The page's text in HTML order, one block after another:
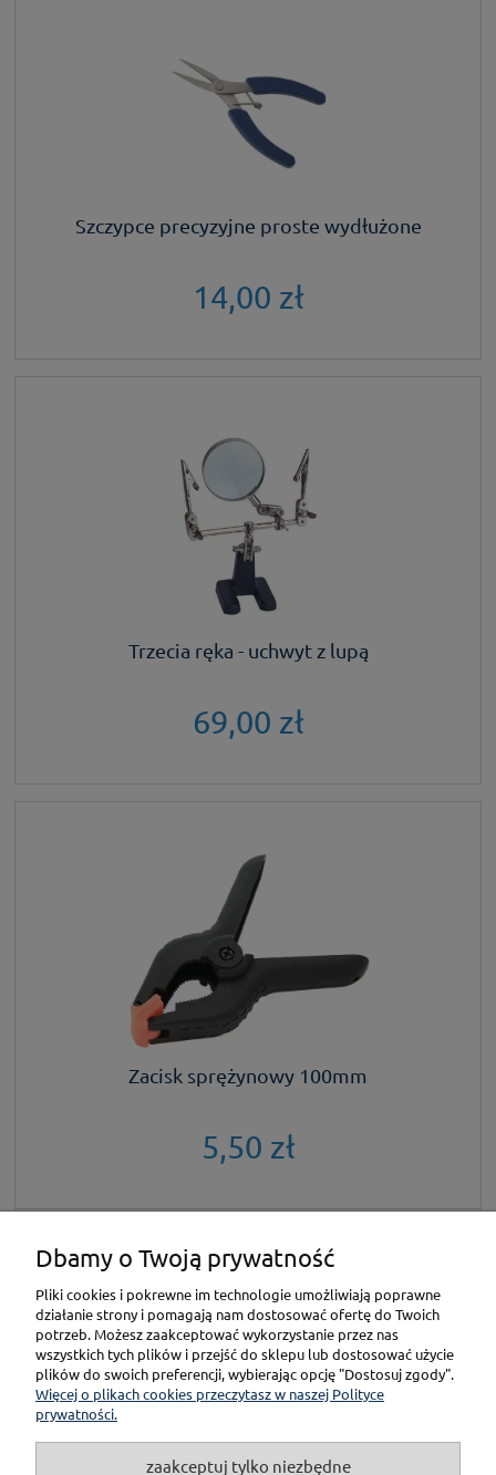
Szczypce precyzyjne proste wydłużone
14,00 zł
Trzecia ręka - uchwyt z lupą
69,00 zł
Zacisk sprężynowy 100mm
5,50 zł
KONTAKT
POMOC
PŁATNOŚCI I DOSTAWA
GWARANCJA I ZWROT
Dbamy o Twoją prywatność
Pliki cookies i pokrewne im technologie umożliwiają poprawne
działanie strony i pomagają nam dostosować ofertę do Twoich
potrzeb. Możesz zaakceptować wykorzystanie przez nas
wszystkich tych plików i przejść do sklepu lub dostosować użycie
plików do swoich preferencji, wybierając opcję "Dostosuj zgody".
Więcej o plikach cookies przeczytasz w naszej Polityce
prywatności.
zaakceptuj tylko niezbędne